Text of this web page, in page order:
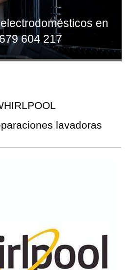
en
604 217
lavadoras